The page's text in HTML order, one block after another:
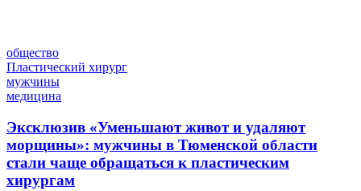
общество
Пластический хирург
мужчины
медицина
Эксклюзив «Уменьшают живот и удаляют
морщины»: мужчины в Тюменской области
стали чаще обращаться к пластическим
хирургам